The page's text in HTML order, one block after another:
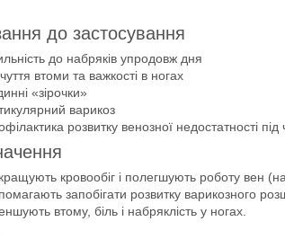
до застосування
до набряків упродовж дня
втоми та важкості в ногах
«зірочки»
варикоз
розвитку венозної недостатності під
кровообіг і полегшують роботу вен
запобігати розвитку варикозного
втому, біль і набряклість у ногах.